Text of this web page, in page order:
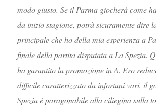
modo giusto. Se il Parma giocherà come
da inizio stagione, potrà sicuramente dire
principale che ho della mia esperienza a
finale della partita disputata a La Spezia.
ha garantito la promozione in A. Ero
difficile caratterizzato da infortuni vari, il
Spezia è paragonabile alla ciliegina sulla